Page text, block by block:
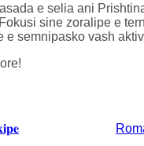
e selia ani
sine zoralipe e
e semnipasko vash